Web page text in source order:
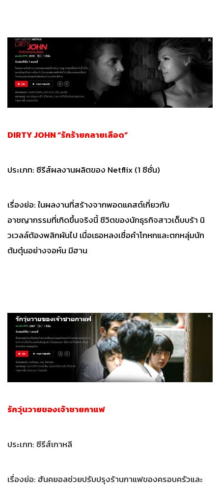
DIRTY JOHN “รักร้ายกลายเลือด”
ประเภท: ซีรีส์ผลงานผลิตของ Netflix (1 ซีซั่น)
เรื่องย่อ: ในผลงานที่สร้างจากพอดแคสต์เกี่ยวกับ
อาชญากรรมที่เกิดขึ้นจริงนี้ ชีวิตของนักธุรกิจสาวเด็บบร้า นิ
วเวลล์ต้องพลิกผันไป เมื่อเธอหลงเชื่อคำโกหกและตกหลุ่มนัก
ต้มตุ๋นอย่างจอห์น มีฮาน
รักวุ่นวายของเจ้าชายกาแฟ
ประเภท: ซีรีส์เกาหลี
เรื่องย่อ: ฮันคยอลช่วยปรับปรุงร้านกาแฟของครอบครัวและ